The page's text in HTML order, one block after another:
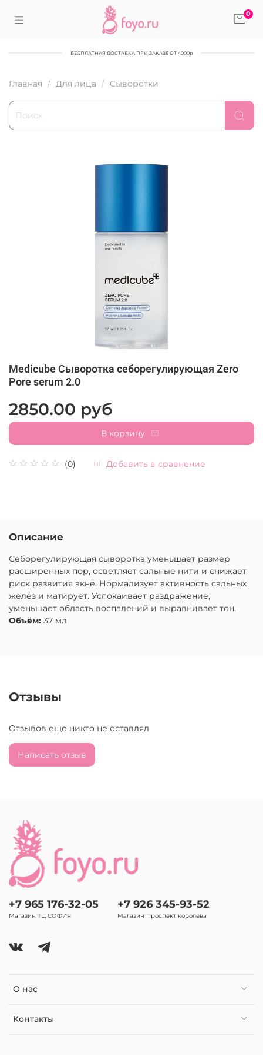
0
БЕСПЛАТНАЯ ДОСТАВКА ПРИ ЗАКАЗЕ ОТ 4000р
Главная Для лица Сыворотки
Medicube Сыворотка себорегулирующая Zero
Pore serum 2.0
(0) Добавить в сравнение
2850.00 руб
В корзину
Описание
Себорегулирующая сыворотка уменьшает размер
расширенных пор, осветляет сальные нити и снижает
риск развития акне. Нормализует активность сальных
желёз и матирует. Успокаивает раздражение,
уменьшает область воспалений и выравнивает тон.
Объём: 37 мл
Отзывы
Отзывов еще никто не оставлял
Написать отзыв
О нас
Контакты
+7 965 176-32-05
Магазин ТЦ СОФИЯ
+7 926 345-93-52
Магазин Проспект королёва